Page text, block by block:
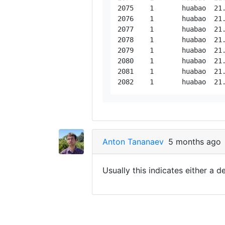
2075	1	huabao	21.03.26 10:02	21.03.26 10:02	21.03.26 10:02	true	47.239425	8.722855	375	17.6025982	76		0		100	false		0	0	204300	31	false				true	7	true	43.58470472	135573.2451	0
2076	1	huabao	21.03.26 10:02	21.03.26 10:02	21.03.26 10:02	true	47.239768	8.723444	397	11.6630712	46		0		100	false		0	0	204400	31	false				true	7	true	58.6478098	135631.8929	0
2077	1	huabao	21.03.26 10:02	21.03.26 10:02	21.03.26 10:02	true	47.239894	8.723398	402	8.4773249	324		0		100	false		0	0	204400	31	false				true	7	true	14.45069549	135646.3436	0
2078	1	huabao	21.03.26 10:02	21.03.26 10:02	21.03.26 10:02	true	47.239986	8.723116	405	14.9568089	287		0		100	false		0	0	204400	31	false				true	7	true	23.6459551	135669.9895	0
2079	1	huabao	21.03.26 10:02	21.03.26 10:02	21.03.26 10:02	true	47.24018	8.722365	419	3.779699	271		0		100	false		0	0	204500	31	false				true	7	true	60.72866613	135730.7182	0
2080	1	huabao	21.03.26 10:02	21.03.26 10:02	21.03.26 10:02	true	47.24018	8.722365	419	3.779699	271		0		100	false		0	0	204500	31	false				true	7	true	0	135730.7182	0
2081	1	huabao	21.03.26 10:03	21.03.26 10:03	21.03.26 10:03	true	47.24023	8.72234	422	0	226		0		100	false		0	0	204500	31	false				false	9	true	5.877930595	135736.5961	0
Anton Tananaev 5 months ago
Usually this indicates either a